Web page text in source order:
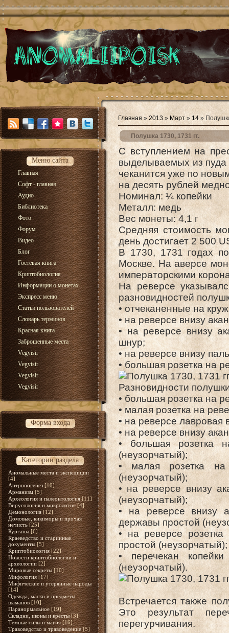
Меню сайта
Главная
Софт - главная
Аудио
Библиотека
Фото
Форум
Видео
Блог
Гостевая книга
Криптобиология
Информации о монетах
Экспресс меню
Статьи пользователей
Словарь терминов
Красная книга
Заброшенные места
Vegvisir
Vegvisir
Vegvisir
Vegvisir
Форма входа
Категории раздела
Аномальные места и экспедиции
[4]
Антропогенез [10]
Арманизм [5]
Археология и палеонтология [11]
Вирусология и микрология [4]
Демонология [12]
Домовые, кикиморы и прочая
нечисть [25]
Курганы [6]
Краеведство и старинные
документы [5]
Криптобиология [22]
Новости криптобиологии и
археологии [2]
Мировые секреты [10]
Мифология [17]
Мифические и утерянные народы
[14]
Одежда, маски и предметы
шаманов [10]
Паранормальное [19]
Складни, иконы и кресты [3]
Тёмные силы и магия [16]
Травоведство и травоведение [5]
Главная » 2013 » Март » 14 »
Полушка 1730, 1731 гг.
С вступлением на
выделываемых из пуда
чеканится уже по
на десять рублей
Номинал: ¼ копейки
Металл: медь
Вес монеты: 4,1 г
Средняя стоимость
день достигает 2 500
В 1730, 1731 годах
Москве. На аверсе
императорскими
На реверсе
разновидностей
• отчеканенные на
• на реверсе внизу
• на реверсе внизу
шнур;
• на реверсе внизу
• большая розетка на
Разновидности
• большая розетка на
• малая розетка на
• на реверсе лавровая
• на реверсе внизу
• большая розетка
(неузорчатый);
• малая розетка
(неузорчатый);
• на реверсе внизу
(неузорчатый);
• на реверсе внизу
державы простой
• на реверсе
простой (неузорчатый);
• перечекан
(неузорчатый).
Встречается также
Это результат
перегурчивания.